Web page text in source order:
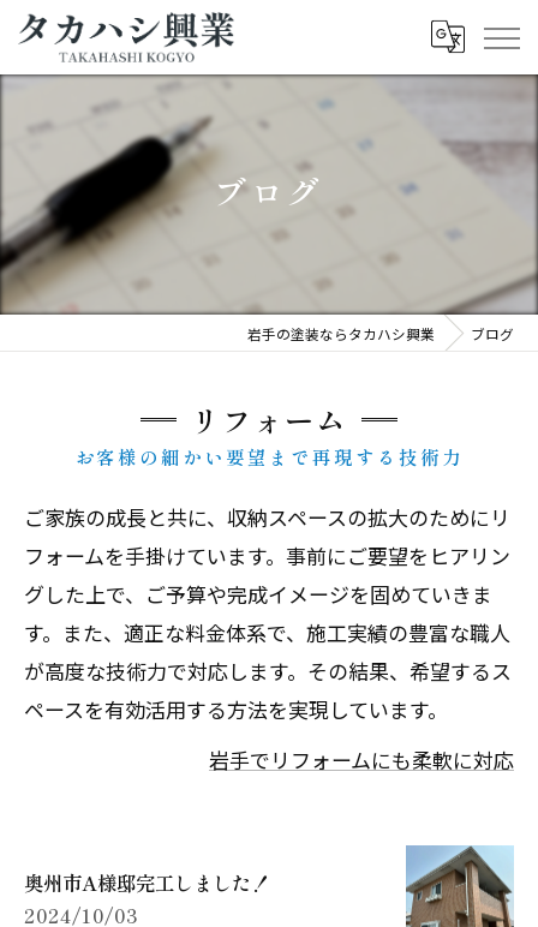
ブログ
岩手の塗装ならタカハシ興業 ブログ
リフォーム
お客様の細かい要望まで再現する技術力
ご家族の成長と共に、収納スペースの拡大のためにリ
フォームを手掛けています。事前にご要望をヒアリン
グした上で、ご予算や完成イメージを固めていきま
す。また、適正な料金体系で、施工実績の豊富な職人
が高度な技術力で対応します。その結果、希望するス
ペースを有効活用する方法を実現しています。
岩手でリフォームにも柔軟に対応
奥州市A様邸完工しました！
2024/10/03